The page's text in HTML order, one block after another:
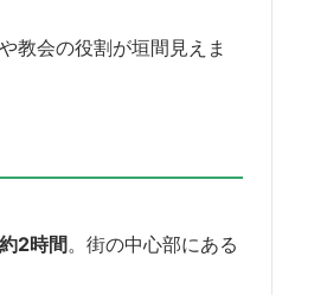
教会の役割が垣間見えま
2時間。街の中心部にある